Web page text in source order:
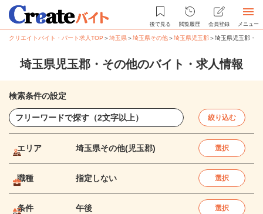
後で見る 閲覧履歴 会員登録 メニュー
クリエイトバイト・パート求人TOP ＞埼玉県＞埼玉県その他＞埼玉県児玉郡＞埼玉県児玉郡・
埼玉県児玉郡・その他のバイト・求人情報
検索条件の設定
絞り込む
エリア 埼玉県その他(児玉郡) 選択
職種 指定しない 選択
条件 午後 選択